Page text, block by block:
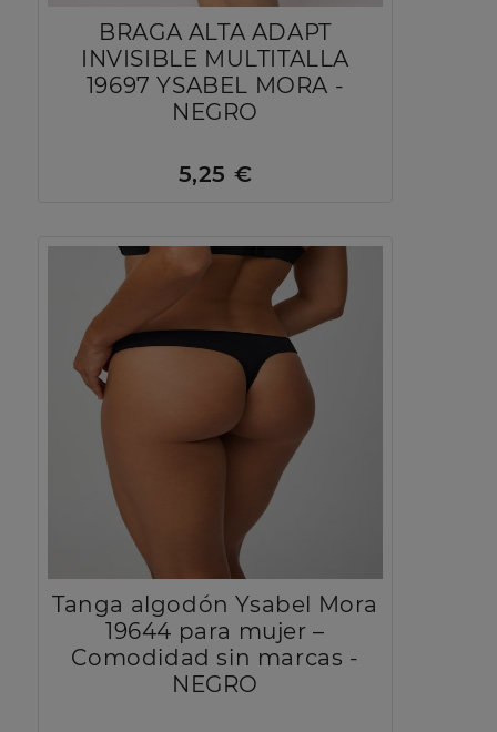
BRAGA ALTA ADAPT
INVISIBLE MULTITALLA
19697 YSABEL MORA -
NEGRO
5,25 €
Tanga algodón Ysabel Mora
19644 para mujer –
Comodidad sin marcas -
NEGRO